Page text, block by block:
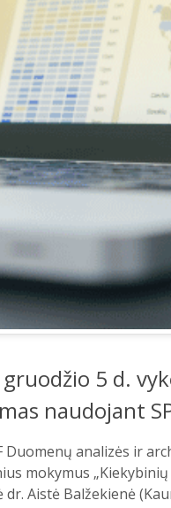
5 d.
naudojant
Duomenų analizės ir
mokymus
dr. Aistė Balžekienė